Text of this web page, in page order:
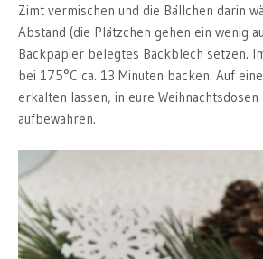
Zimt vermischen und die Bällchen darin
Abstand (die Plätzchen gehen ein wenig
Backpapier belegtes Backblech setzen.
bei 175°C ca. 13 Minuten backen. Auf
erkalten lassen, in eure
aufbewahren.